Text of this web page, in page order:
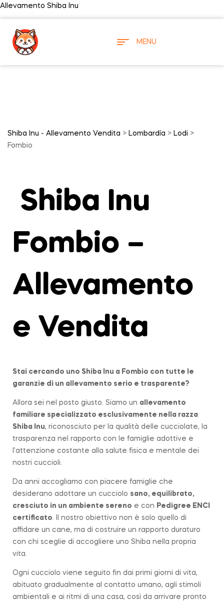
Allevamento Shiba Inu
MENU
Shiba Inu - Allevamento Vendita > Lombardía > Lodi >
Fombio
Shiba Inu
Fombio –
Allevamento
e Vendita
Stai cercando uno Shiba Inu a Fombio con tutte le
garanzie di un allevamento serio e trasparente?
Allora sei nel posto giusto. Siamo un allevamento
familiare specializzato esclusivamente nella razza
Shiba Inu, riconosciuto per la qualità delle cucciolate, la
trasparenza nel rapporto con le famiglie adottive e
l’attenzione costante alla salute fisica e mentale dei
nostri cuccioli.
Da anni accogliamo con piacere famiglie che
desiderano adottare un cucciolo sano, equilibrato,
cresciuto in un ambiente sereno e con Pedigree ENCI
certificato. Il nostro obiettivo non è solo quello di
affidare un cane, ma di costruire un rapporto duraturo
con chi sceglie di accogliere uno Shiba nella propria
vita.
Ogni cucciolo viene seguito fin dai primi giorni di vita,
abituato gradualmente al contatto umano, agli stimoli
ambientali e ai ritmi di una casa, così da arrivare pronto